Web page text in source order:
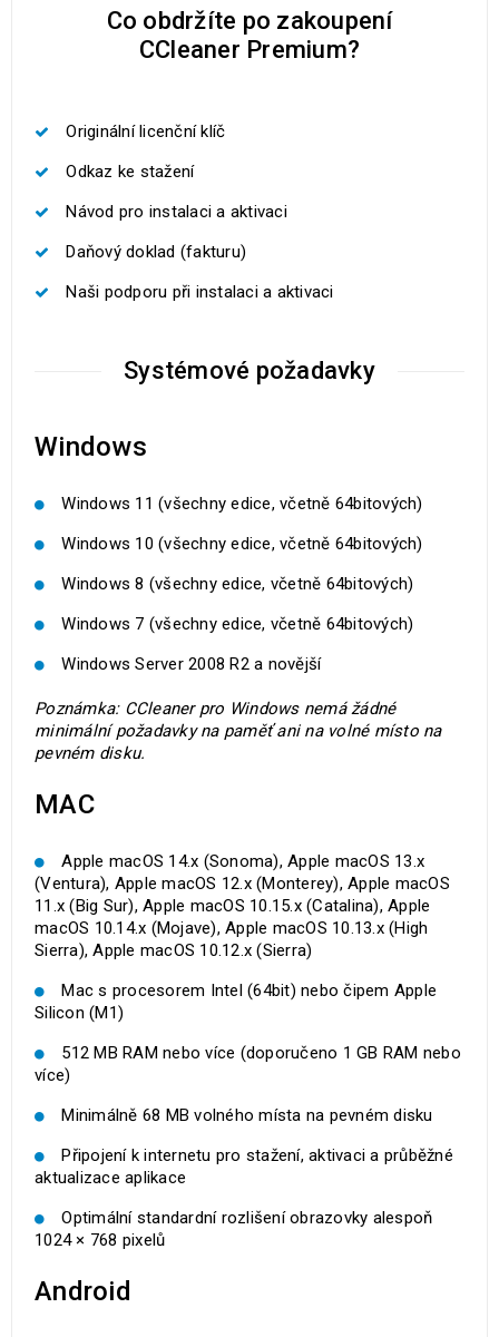
Co obdržíte po zakoupení
CCleaner Premium?
Originální licenční klíč
Odkaz ke stažení
Návod pro instalaci a aktivaci
Daňový doklad (fakturu)
Naši podporu při instalaci a aktivaci
Systémové požadavky
Windows
Windows 11 (všechny edice, včetně 64bitových)
Windows 10 (všechny edice, včetně 64bitových)
Windows 8 (všechny edice, včetně 64bitových)
Windows 7 (všechny edice, včetně 64bitových)
Windows Server 2008 R2 a novější
Poznámka: CCleaner pro Windows nemá žádné
minimální požadavky na paměť ani na volné místo na
pevném disku.
MAC
Apple macOS 14.x (Sonoma), Apple macOS 13.x
(Ventura), Apple macOS 12.x (Monterey), Apple macOS
11.x (Big Sur), Apple macOS 10.15.x (Catalina), Apple
macOS 10.14.x (Mojave), Apple macOS 10.13.x (High
Sierra), Apple macOS 10.12.x (Sierra)
Mac s procesorem Intel (64bit) nebo čipem Apple
Silicon (M1)
512 MB RAM nebo více (doporučeno 1 GB RAM nebo
více)
Minimálně 68 MB volného místa na pevném disku
Připojení k internetu pro stažení, aktivaci a průběžné
aktualizace aplikace
Optimální standardní rozlišení obrazovky alespoň
1024 × 768 pixelů
Android